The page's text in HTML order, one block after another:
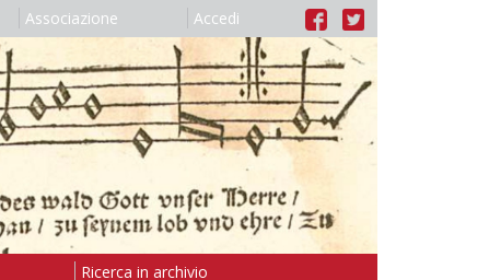
Associazione Accedi
Ricerca in archivio